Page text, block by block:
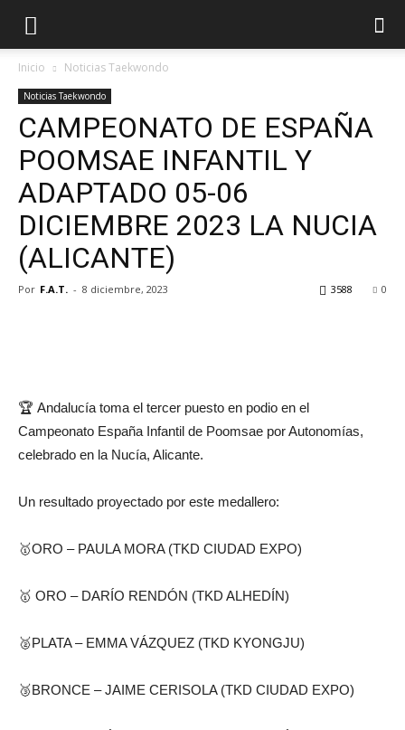
Inicio Noticias Taekwondo
Noticias Taekwondo
CAMPEONATO DE ESPAÑA
POOMSAE INFANTIL Y
ADAPTADO 05-06
DICIEMBRE 2023 LA NUCIA
(ALICANTE)
Por F.A.T. - 8 diciembre, 2023 0
3588
🏆 Andalucía toma el tercer puesto en podio en el
Campeonato España Infantil de Poomsae por Autonomías,
celebrado en la Nucía, Alicante.
Un resultado proyectado por este medallero:
🥇ORO – PAULA MORA (TKD CIUDAD EXPO)
🥇 ORO – DARÍO RENDÓN (TKD ALHEDÍN)
🥈PLATA – EMMA VÁZQUEZ (TKD KYONGJU)
🥉BRONCE – JAIME CERISOLA (TKD CIUDAD EXPO)